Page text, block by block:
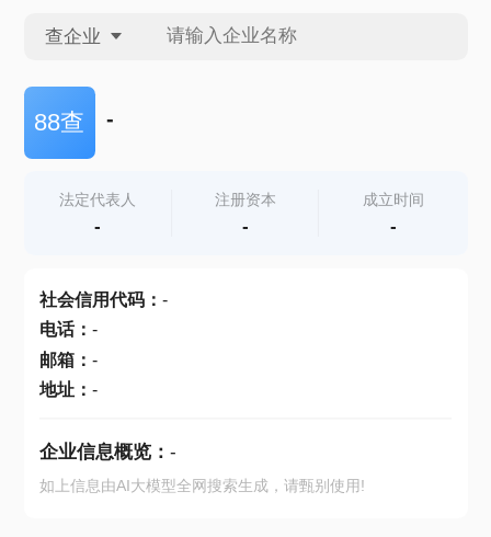
查企业
查企业
查产地
88查 -
法定代表人
-
注册资本
-
成立时间
-
社会信用代码： -
电话： -
邮箱： -
地址： -
企业信息概览： -
如上信息由AI大模型全网搜索生成，请甄别使用!